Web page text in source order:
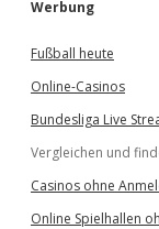
Werbung
Fußball heute
Online-Casinos
Bundesliga Live
Vergleichen und
Casinos ohne
Online Spielhallen